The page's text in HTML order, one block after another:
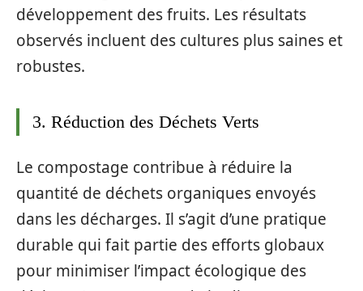
développement des fruits. Les résultats
observés incluent des cultures plus saines et
robustes.
3. Réduction des Déchets Verts
Le compostage contribue à réduire la
quantité de déchets organiques envoyés
dans les décharges. Il s’agit d’une pratique
durable qui fait partie des efforts globaux
pour minimiser l’impact écologique des